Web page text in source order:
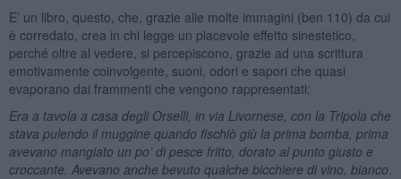
E’ un libro, questo, che, grazie alle molte immagini (ben 110) da cui
è corredato, crea in chi legge un piacevole effetto sinestetico,
perché oltre al vedere, si percepiscono, grazie ad una scrittura
emotivamente coinvolgente, suoni, odori e sapori che quasi
evaporano dai frammenti che vengono rappresentati:
Era a tavola a casa degli Orselli, in via Livornese, con la Tripola che
stava pulendo il muggine quando fischiò giù la prima bomba, prima
avevano mangiato un po’ di pesce fritto, dorato al punto giusto e
croccante. Avevano anche bevuto qualche bicchiere di vino, bianco